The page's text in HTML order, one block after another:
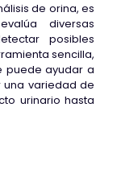
de orina, es
diversas
posibles
sencilla,
puede ayudar a
variedad de
urinario hasta